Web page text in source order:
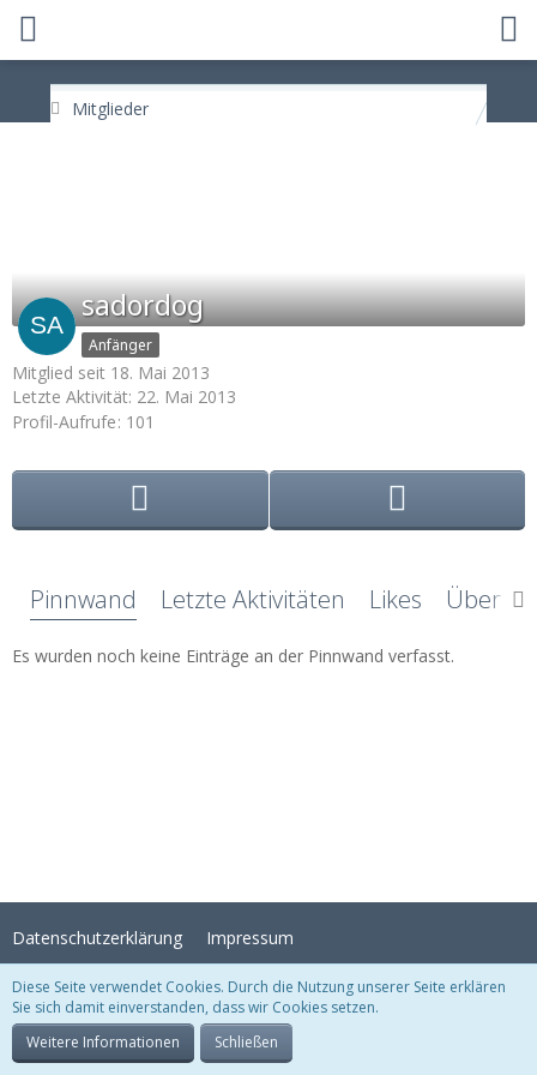
Mitglieder
sadordog
Anfänger
Mitglied seit 18. Mai 2013
Letzte Aktivität: 22. Mai 2013
Profil-Aufrufe 101
Pinnwand Letzte Aktivitäten Likes Über
Es wurden noch keine Einträge an der Pinnwand verfasst.
Datenschutzerklärung Impressum
Stil:Crystal Temptation , erstellt vonKittMedia
Community-Software:
Diese Seite verwendet Cookies. Durch die Nutzung unserer Seite erklären
Sie sich damit einverstanden, dass wir Cookies setzen.
Weitere Informationen
Schließen